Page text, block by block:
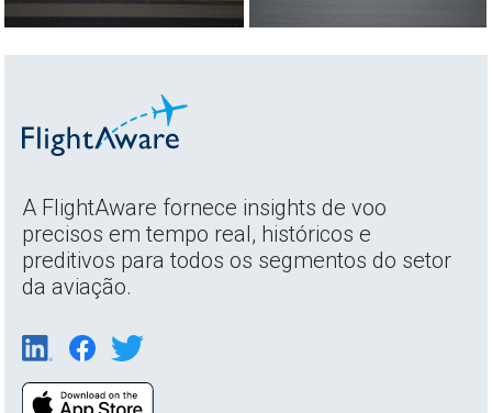
A FlightAware fornece insights de voo
precisos em tempo real, históricos e
preditivos para todos os segmentos do setor
da aviação.